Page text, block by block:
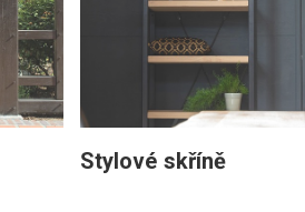
Stylové skříně